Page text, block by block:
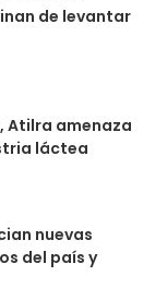
de levantar
Atilra amenaza
láctea
nuevas
del país y